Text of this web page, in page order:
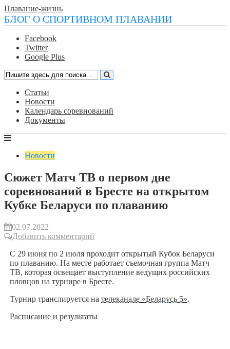
Плавание-жизнь
БЛОГ О СПОРТИВНОМ ПЛАВАНИИ
Facebook
Twitter
Google Plus
Статьи
Новости
Календарь соревнований
Документы
Новости
Сюжет Матч ТВ о первом дне
соревнований в Бресте на открытом
Кубке Беларуси по плаванию
02.07.2022
Добавить комментарий
С 29 июня по 2 июля проходит открытый Кубок Беларуси
по плаванию. На месте работает съемочная группа Матч
ТВ, которая освещает выступление ведущих российских
пловцов на турнире в Бресте.
Турнир транслируется на телеканале «Беларусь 5».
Расписание и результаты